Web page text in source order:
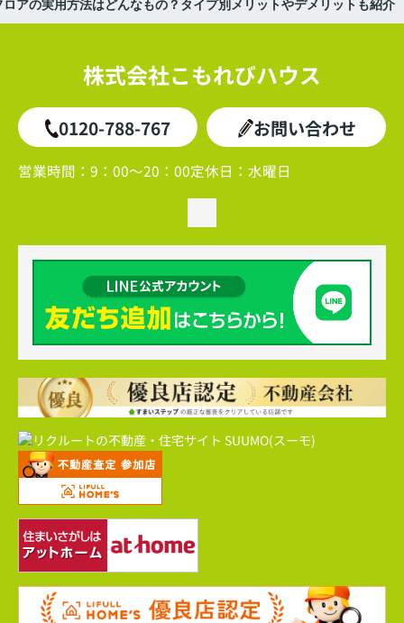
ロアの実用方法はどんなもの？タイプ別メリットやデメリットも紹介
株式会社こもれびハウス
0120-788-767 お問い合わせ
営業時間： 9：00～20：00定休日： 水曜日